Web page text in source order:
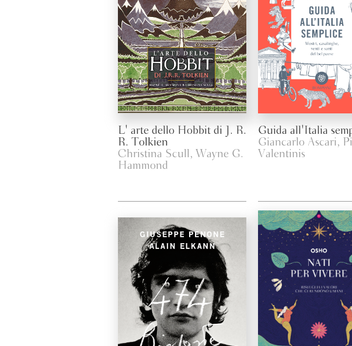
L' arte dello Hobbit di J. R.
R. Tolkien
Christina Scull, Wayne G.
Hammond
Guida all'Italia
Giancarlo Ascari,
Valentinis